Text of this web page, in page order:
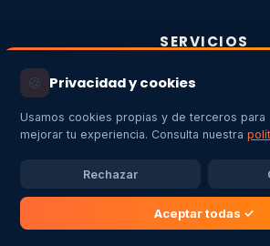
SERVICIOS
Autoconsumo
Aerotermia
Instalaciones
Legalizaciones y
🍪 Privacidad y cookies
Usamos cookies propias y de terceros para
mejorar tu experiencia. Consulta nuestra
Rechazar
Aceptar todas ✓